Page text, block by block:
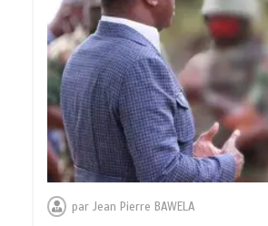
parJean Pierre BAWELA